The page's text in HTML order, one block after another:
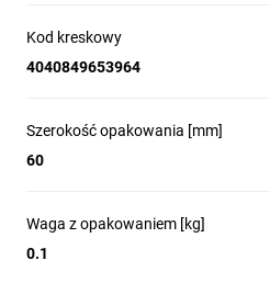
Kod kreskowy
4040849653964
Szerokość opakowania [mm]
60
Waga z opakowaniem [kg]
0.1